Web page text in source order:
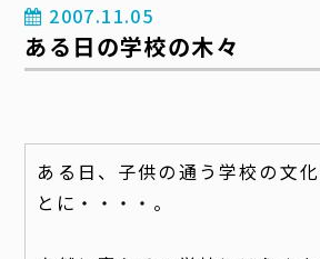
2007.11.05
ある日の学校の木々
ある日、子供の通う学校の文
とに・・・・。